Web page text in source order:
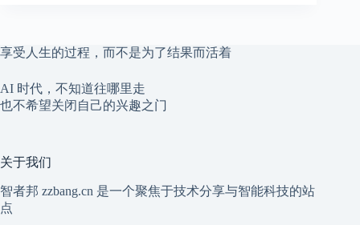
享受人生的过程，而不是为了结果而活着
AI 时代，不知道往哪里走
也不希望关闭自己的兴趣之门
关于我们
智者邦 zzbang.cn 是一个聚焦于技术分享与智能科技的站
点